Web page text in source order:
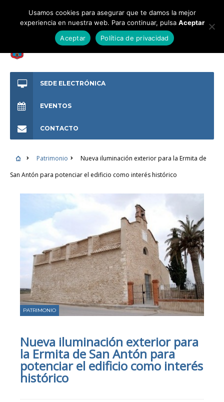
SEDE ELECTRÓNICA
EVENTOS
CONTACTO
Patrimonio
Nueva iluminación exterior para la Ermita de
San Antón para potenciar el edificio como interés histórico
PATRIMONIO
Nueva iluminación exterior para
la Ermita de San Antón para
potenciar el edificio como interés
histórico
Usamos cookies para asegurar que te damos la mejor
experiencia en nuestra web. Para continuar, pulsa Aceptar
Aceptar
Política de privacidad